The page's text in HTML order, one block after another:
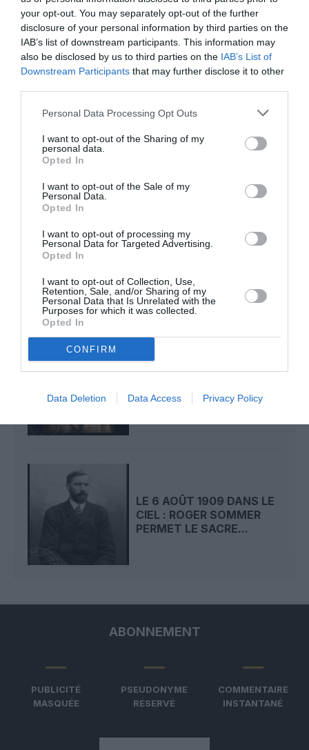
your opt-out. You may separately opt-out of the further
disclosure of your personal information by third parties on the
IAB’s list of downstream participants. This information may
also be disclosed by us to third parties on the IAB’s List of
Downstream Participants that may further disclose it to other
Personal Data Processing Opt Outs
I want to opt-out of the Sharing of my
personal data.
Opted In
I want to opt-out of the Sale of my
Personal Data.
Opted In
I want to opt-out of processing my
Personal Data for Targeted Advertising.
Opted In
I want to opt-out of Collection, Use,
Retention, Sale, and/or Sharing of my
Personal Data that Is Unrelated with the
Purposes for which it was collected.
Opted In
CONFIRM
Data Deletion Data Access Privacy Policy
Vincent a commenté l'article :
Après Emirates, Lufthansa remet en cause la réception
de Boeing 777-9 déjà construits
LE 8 AOÛT 1908 DANS LE
CIEL : UNE
PUBLIQUE...
LE 7 AOÛT 1909 DANS LE
FAIT ENCORE
L’ACTUALITÉ
LE 6 AOÛT 1909 DANS LE
CIEL : ROGER SOMMER
PERMET LE SACRE...
ABONNEMENT
PUBLICITÉ
MASQUÉE
PSEUDONYME
RÉSERVÉ
COMMENTAIRE
INSTANTANÉ